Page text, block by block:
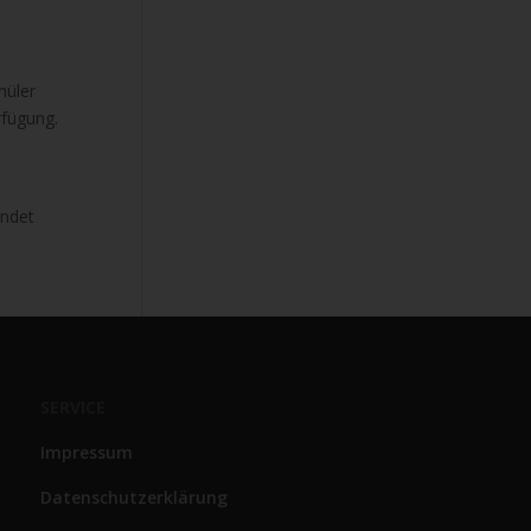
Impressum
Datenschutzerklärung